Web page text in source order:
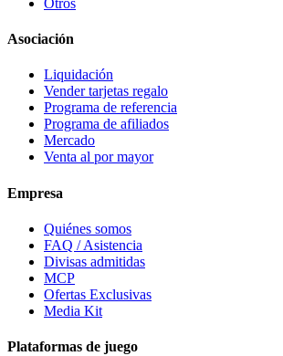
Asociación
Liquidación
Vender tarjetas regalo
Programa de referencia
Programa de afiliados
Mercado
Venta al por mayor
Empresa
Quiénes somos
FAQ / Asistencia
Divisas admitidas
MCP
Ofertas Exclusivas
Media Kit
Plataformas de juego